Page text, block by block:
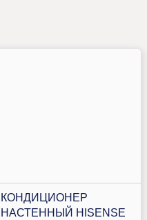
КОНДИЦИОНЕР
НАСТЕННЫЙ HISENSE